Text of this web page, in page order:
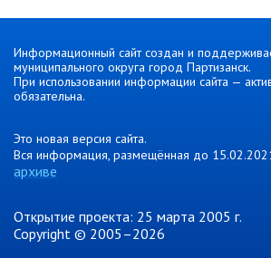
Информационный сайт создан и
муниципального округа город Партизанск.
При использовании информации сайта —
обязательна.
Это новая версия сайта.
Вся информация, размещённая до
архиве
Открытие проекта: 25 марта 2005 г.
Copyright © 2005–2026